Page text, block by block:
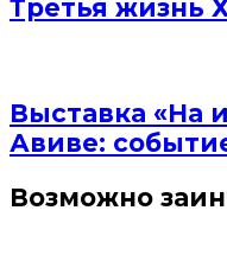
Третья жизнь
Выставка «На
Авиве:
Возможно